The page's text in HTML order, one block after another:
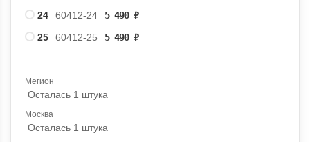
24
60412-24 5 490 ₽
25
60412-25 5 490 ₽
Мегион
Осталась 1 штука
Москва
Осталась 1 штука